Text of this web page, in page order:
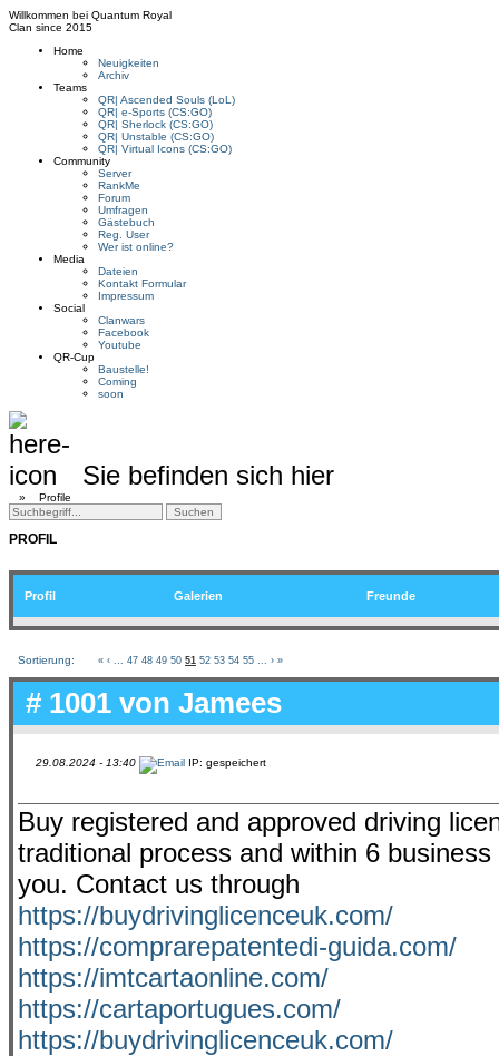
Willkommen bei Quantum Royal
Clan since 2015
Home
Neuigkeiten
Archiv
Teams
QR| Ascended Souls (LoL)
QR| e-Sports (CS:GO)
QR| Sherlock (CS:GO)
QR| Unstable (CS:GO)
QR| Virtual Icons (CS:GO)
Community
Server
RankMe
Forum
Umfragen
Gästebuch
Reg. User
Wer ist online?
Media
Dateien
Kontakt Formular
Impressum
Social
Clanwars
Facebook
Youtube
QR-Cup
Baustelle!
Coming
soon
Sie befinden sich hier
» Profile
PROFIL
Profil Galerien Freunde
Sortierung: « ‹ 47 48 49 50 51 52 53 54 55 › »
# 1001 von Jamees
29.08.2024 - 13:40 IP: gespeichert
Buy registered and approved driving
traditional process and within 6
you. Contact us through
https://buydrivinglicenceuk.com/
https://comprarepatentedi-guida.com/
https://imtcartaonline.com/
https://cartaportugues.com/
https://buydrivinglicenceuk.com/